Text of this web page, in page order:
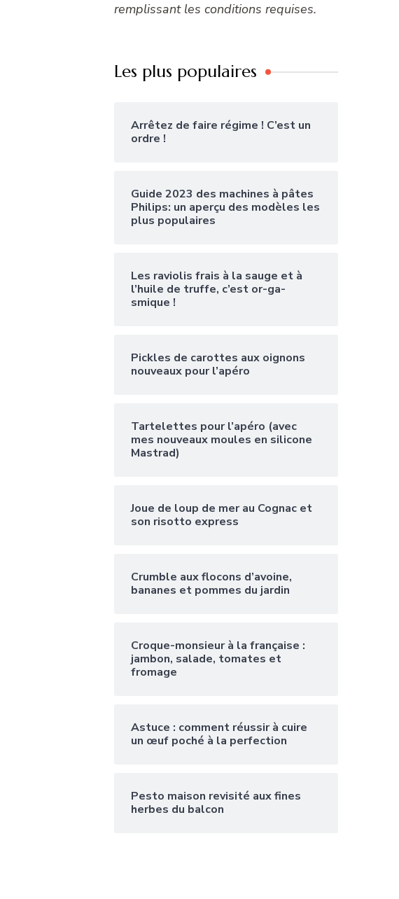
remplissant les conditions requises.
Les plus populaires
Arrêtez de faire régime ! C’est un
ordre !
Guide 2023 des machines à pâtes
Philips: un aperçu des modèles les
plus populaires
Les raviolis frais à la sauge et à
l’huile de truffe, c’est or-ga-
smique !
Pickles de carottes aux oignons
nouveaux pour l’apéro
Tartelettes pour l’apéro (avec
mes nouveaux moules en silicone
Mastrad)
Joue de loup de mer au Cognac et
son risotto express
Crumble aux flocons d’avoine,
bananes et pommes du jardin
Croque-monsieur à la française :
jambon, salade, tomates et
fromage
Astuce : comment réussir à cuire
un œuf poché à la perfection
Pesto maison revisité aux fines
herbes du balcon